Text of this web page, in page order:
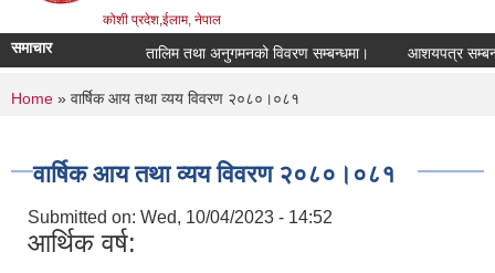
कोशी प्रदेश,ईलाम, नेपाल
समाचार तालिम तथा अनुगमनको विवरण सम्बन्धमा। आशयपत्र सम्बन्धी
You are here
Home » वार्षिक आय तथा व्यय विवरण २०८०।०८१
वार्षिक आय तथा व्यय विवरण २०८०।०८१
Submitted on: Wed, 10/04/2023 - 14:52
आर्थिक वर्ष: